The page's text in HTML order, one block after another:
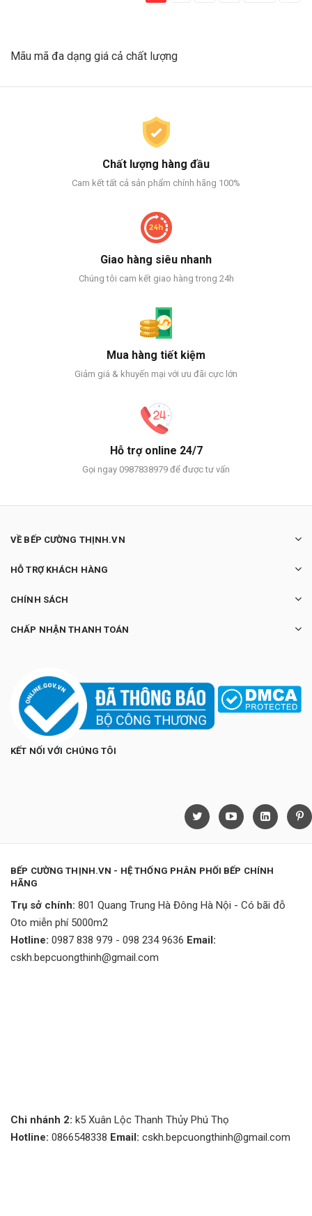
Mãu mã đa dạng giá cả chất lượng
Chất lượng hàng đầu
Cam kết tất cả sản phẩm chính hãng 100%
Giao hàng siêu nhanh
Chúng tôi cam kết giao hàng trong 24h
Mua hàng tiết kiệm
Giảm giá & khuyến mại với ưu đãi cực lớn
Hỗ trợ online 24/7
Gọi ngay 0987838979 để được tư vấn
VỀ BẾP CƯỜNG THỊNH.VN
HỖ TRỢ KHÁCH HÀNG
CHÍNH SÁCH
CHẤP NHẬN THANH TOÁN
KẾT NỐI VỚI CHÚNG TÔI
BẾP CƯỜNG THỊNH.VN - HỆ THỐNG PHÂN PHỐI BẾP CHÍNH
HÃNG
Trụ sở chính: 801 Quang Trung Hà Đông Hà Nội - Có bãi đỗ
Oto miễn phí 5000m2
Hotline: 0987 838 979 - 098 234 9636 Email:
cskh.bepcuongthinh@gmail.com
Chi nhánh 2: k5 Xuân Lộc Thanh Thủy Phú Thọ
Hotline: 0866548338 Email: cskh.bepcuongthinh@gmail.com